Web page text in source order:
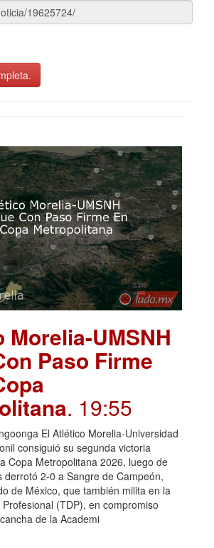
Morelia-UMSNH
Paso Firme
. 19:55
El Atlético Morelia-Universidad
consiguió su segunda victoria
Copa Metropolitana 2026, luego de
derrotó 2-0 a Sangre de Campeón,
de México, que también milita en la
(TDP), en compromiso
de la Academi